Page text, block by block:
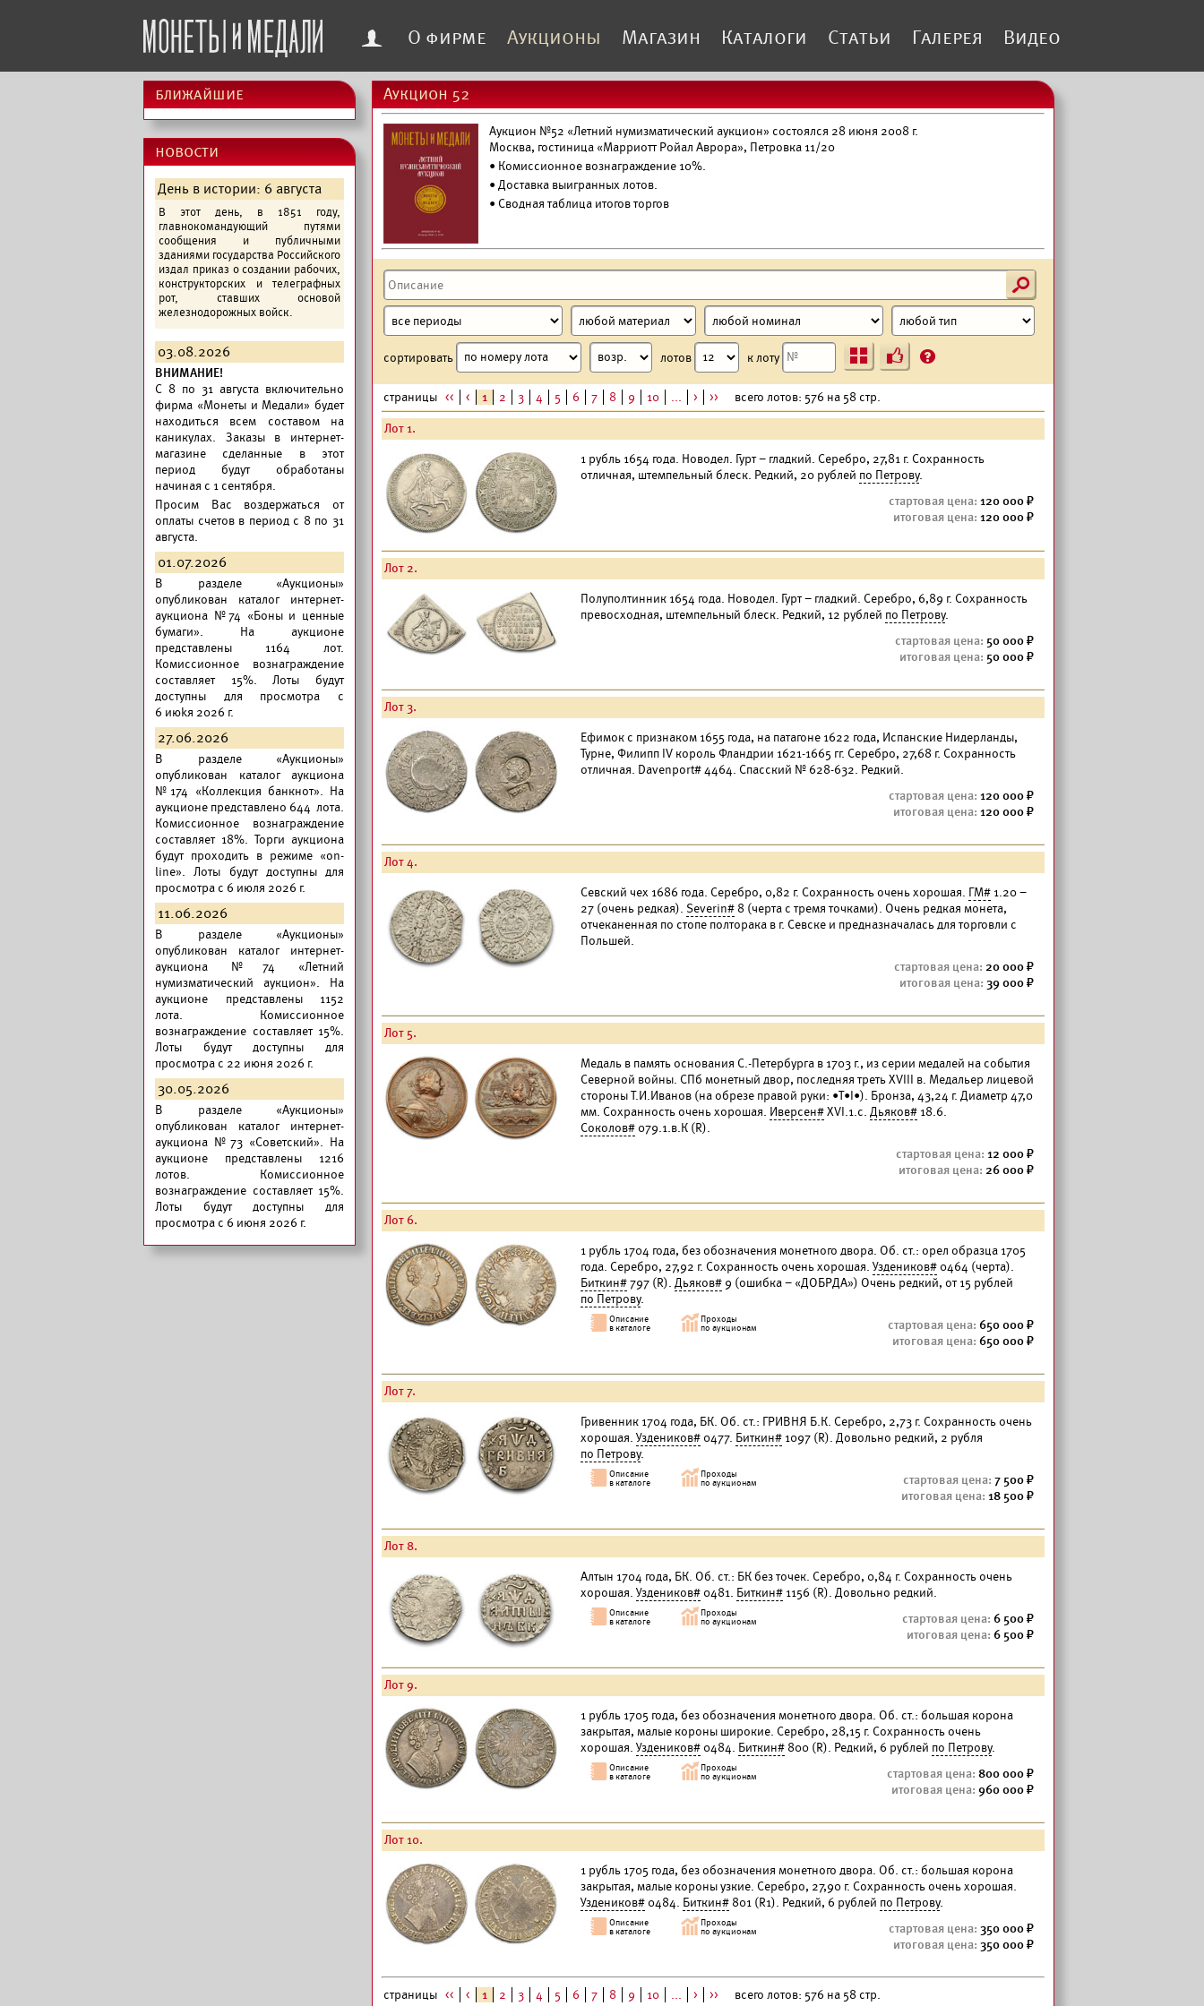
f О фирме Аукционы Магазин Каталоги Статьи Галерея Видео
ближайшие
новости
День в истории: 6 августа
В этот день, в 1851 году,
главнокомандующий путями
сообщения и публичными
зданиями государства Российского
издал приказ о создании рабочих,
конструкторских и телеграфных
рот, ставших основой
железнодорожных войск.
03.08.2026
ВНИМАНИЕ!
C 8 по 31 августа включительно
фирма «Монеты и Медали» будет
находиться всем составом на
каникулах. Заказы в интернет-
магазине сделанные в этот
период будут обработаны
начиная с 1 сентября.
Просим Вас воздержаться от
оплаты счетов в период с 8 по 31
августа.
01.07.2026
В разделе «Аукционы»
опубликован каталог интернет-
аукциона №74 «Боны и ценные
бумаги». На аукционе
представлены 1164 лот.
Комиссионное вознаграждение
составляет 15%. Лоты будут
доступны для просмотра с
6 июkя 2026 г.
27.06.2026
В разделе «Аукционы»
опубликован каталог аукциона
№174 «Коллекция банкнот». На
аукционе представлено 644 лота.
Комиссионное вознаграждение
составляет 18%. Торги аукциона
будут проходить в режиме «on-
line». Лоты будут доступны для
просмотра с 6 июля 2026 г.
11.06.2026
В разделе «Аукционы»
опубликован каталог интернет-
аукциона №74 «Летний
нумизматический аукцион». На
аукционе представлены 1152
лота. Комиссионное
вознаграждение составляет 15%.
Лоты будут доступны для
просмотра с 22 июня 2026 г.
30.05.2026
В разделе «Аукционы»
опубликован каталог интернет-
аукциона №73 «Советский». На
аукционе представлены 1216
лотов. Комиссионное
вознаграждение составляет 15%.
Лоты будут доступны для
просмотра с 6 июня 2026 г.
Аукцион 52
Аукцион №52 «Летний нумизматический аукцион» состоялся 28 июня 2008 г.
Москва, гостиница «Марриотт Ройал Аврора», Петровка 11/20
• Комиссионное вознаграждение 10%.
• Доставка выигранных лотов.
• Сводная таблица итогов торгов
s
сортировать лотов к лоту Ъ ?
страницы << < 1 2 3 4 5 6 7 8 9 10 ... > >> всего лотов: 576 на 58 стр.
Лот 1.
1 рубль 1654 года. Новодел. Гурт – гладкий. Серебро, 27,81 г. Сохранность
отличная, штемпельный блеск. Редкий, 20 рублей по Петрову.
120 000
120 000
Лот 2.
Полуполтинник 1654 года. Новодел. Гурт – гладкий. Серебро, 6,89 г. Сохранность
превосходная, штемпельный блеск. Редкий, 12 рублей по Петрову.
50 000
50 000
Лот 3.
Ефимок с признаком 1655 года, на патагоне 1622 года, Испанские Нидерланды,
Турне, Филипп IV король Фландрии 1621-1665 гг. Серебро, 27,68 г. Сохранность
отличная. Davenport# 4464. Спасский № 628-632. Редкий.
120 000
120 000
Лот 4.
Севский чех 1686 года. Серебро, 0,82 г. Сохранность очень хорошая. ГМ# 1.20 –
27 (очень редкая). Severin# 8 (черта с тремя точками). Очень редкая монета,
отчеканенная по стопе полторака в г. Севске и предназначалась для торговли с
Польшей.
20 000
39 000
Лот 5.
Медаль в память основания С.-Петербурга в 1703 г., из серии медалей на события
Северной войны. СПб монетный двор, последняя треть XVIII в. Медальер лицевой
стороны Т.И.Иванов (на обрезе правой руки: •Т•I•). Бронза, 43,24 г. Диаметр 47,0
мм. Сохранность очень хорошая. Иверсен#XVI.1.c. Дьяков# 18.6.
Соколов# 079.1.в.К (R).
12 000
26 000
Лот 6.
1 рубль 1704 года, без обозначения монетного двора. Об. ст.: орел образца 1705
года. Серебро, 27,92 г. Сохранность очень хорошая. Уздеников# 0464 (черта).
Биткин#797 (R). Дьяков# 9 (ошибка – «ДОБРДА») Очень редкий, от 15 рублей
по Петрову.
650 000
650 000
Лот 7.
Гривенник 1704 года, БК. Об. ст.: ГРИВНЯ Б.К. Серебро, 2,73 г. Сохранность очень
хорошая. Уздеников# 0477. Биткин# 1097 (R). Довольно редкий, 2 рубля
по Петрову.
7 500
18 500
Лот 8.
Алтын 1704 года, БК. Об. ст.: БК без точек. Серебро, 0,84 г. Сохранность очень
хорошая. Уздеников# 0481. Биткин# 1156 (R). Довольно редкий.
6 500
6 500
Лот 9.
1 рубль 1705 года, без обозначения монетного двора. Об. ст.: большая корона
закрытая, малые короны широкие. Серебро, 28,15 г. Сохранность очень
хорошая. Уздеников# 0484. Биткин# 800 (R). Редкий, 6 рублей по Петрову.
800 000
960 000
Лот 10.
1 рубль 1705 года, без обозначения монетного двора. Об. ст.: большая корона
закрытая, малые короны узкие. Серебро, 27,90 г. Сохранность очень хорошая.
Уздеников# 0484. Биткин# 801 (R1). Редкий, 6 рублей по Петрову.
350 000
350 000
страницы << < 1 2 3 4 5 6 7 8 9 10 ... > >> всего лотов: 576 на 58 стр.